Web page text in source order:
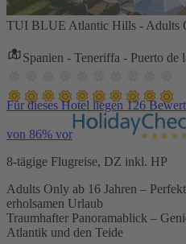
TUI BLUE Atlantic Hills - Adults
Spanien - Teneriffa - Puerto de
Für dieses Hotel liegen 126
von 86% vor
8-tägige Flugreise, DZ inkl. HP
Adults Only ab 16 Jahren –
erholsamen Urlaub
Traumhafter Panoramablick –
Atlantik und den Teide